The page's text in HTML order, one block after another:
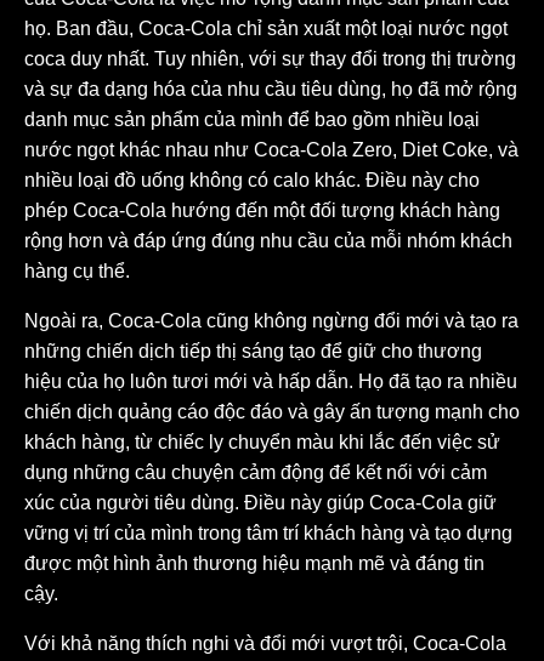
họ. Ban đầu, Coca-Cola chỉ sản xuất một loại nước ngọt
coca duy nhất. Tuy nhiên, với sự thay đổi trong thị trường
và sự đa dạng hóa của nhu cầu tiêu dùng, họ đã mở rộng
danh mục sản phẩm của mình để bao gồm nhiều loại
nước ngọt khác nhau như Coca-Cola Zero, Diet Coke, và
nhiều loại đồ uống không có calo khác. Điều này cho
phép Coca-Cola hướng đến một đối tượng khách hàng
rộng hơn và đáp ứng đúng nhu cầu của mỗi nhóm khách
hàng cụ thể.
Ngoài ra, Coca-Cola cũng không ngừng đổi mới và tạo ra
những chiến dịch tiếp thị sáng tạo để giữ cho thương
hiệu của họ luôn tươi mới và hấp dẫn. Họ đã tạo ra nhiều
chiến dịch quảng cáo độc đáo và gây ấn tượng mạnh cho
khách hàng, từ chiếc ly chuyển màu khi lắc đến việc sử
dụng những câu chuyện cảm động để kết nối với cảm
xúc của người tiêu dùng. Điều này giúp Coca-Cola giữ
vững vị trí của mình trong tâm trí khách hàng và tạo dựng
được một hình ảnh thương hiệu mạnh mẽ và đáng tin
cậy.
Với khả năng thích nghi và đổi mới vượt trội, Coca-Cola